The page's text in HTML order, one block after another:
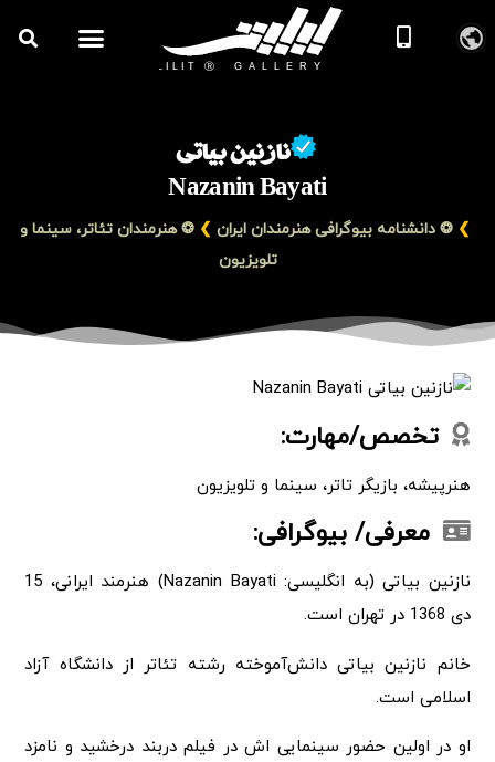
نازنین بیاتی
Nazanin Bayati
❯ ❂ دانشنامه بیوگرافی هنرمندان ایران ❯ ❂ هنرمندان تئاتر، سینما و
تلویزیون
تخصص/مهارت:
هنرپیشه، بازیگر تاتر، سینما و تلویزیون
معرفی/ بیوگرافی:
نازنین بیاتی (به انگلیسی: Nazanin Bayati) هنرمند ایرانی، 15
دی 1368 در تهران است.
خانم نازنین بیاتی دانش‌آموخته رشته تئاتر از دانشگاه آزاد
اسلامی است.
او در اولین حضور سینمایی اش در فیلم دربند درخشید و نامزد